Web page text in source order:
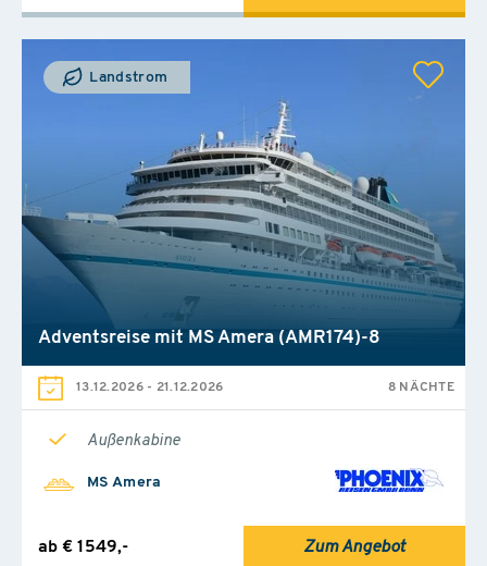
Landstrom
Adventsreise mit MS Amera (AMR174)-8
13.12.2026- 21.12.2026 8 NÄCHTE
Außenkabine
MS Amera
ab € 1549,- Zum Angebot